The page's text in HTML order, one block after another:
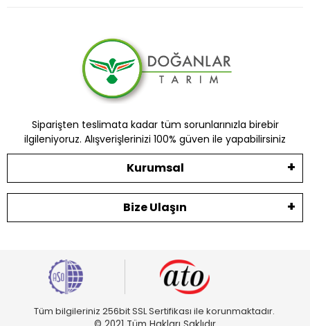
Siparişten teslimata kadar tüm sorunlarınızla birebir
ilgileniyoruz. Alışverişlerinizi 100% güven ile yapabilirsiniz
Kurumsal
Bize Ulaşın
Tüm bilgileriniz 256bit SSL Sertifikası ile korunmaktadır.